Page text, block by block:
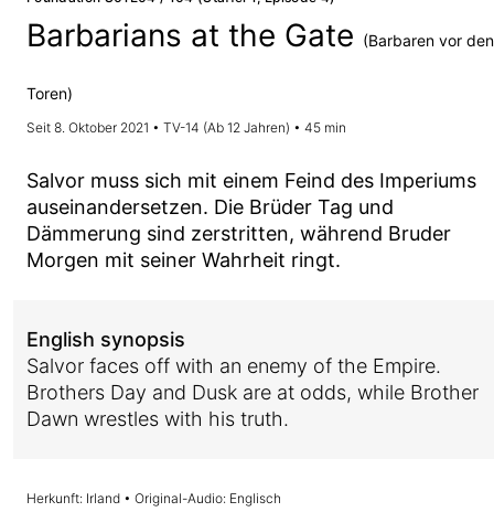
Barbarians at the Gate (Barbaren vor den
Toren)
Seit 8. Oktober 2021 • TV-14 (Ab 12 Jahren) • 45 min
Salvor muss sich mit einem Feind des Imperiums
auseinandersetzen. Die Brüder Tag und
Dämmerung sind zerstritten, während Bruder
Morgen mit seiner Wahrheit ringt.
English synopsis
Salvor faces off with an enemy of the Empire.
Brothers Day and Dusk are at odds, while Brother
Dawn wrestles with his truth.
Herkunft: Irland • Original-Audio: Englisch